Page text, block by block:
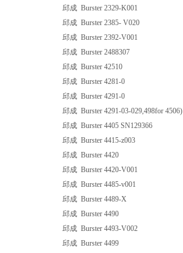
邱成 Burster 2329-K001
邱成 Burster 2385- V020
邱成 Burster 2392-V001
邱成 Burster 2488307
邱成 Burster 42510
邱成 Burster 4281-0
邱成 Burster 4291-0
邱成 Burster 4291-03-029,498for 4506)
邱成 Burster 4405 SN129366
邱成 Burster 4415-z003
邱成 Burster 4420
邱成 Burster 4420-V001
邱成 Burster 4485-v001
邱成 Burster 4489-X
邱成 Burster 4490
邱成 Burster 4493-V002
邱成 Burster 4499